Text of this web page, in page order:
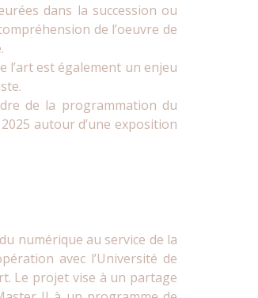
dans la succession ou
de l’oeuvre de
l’art est également un enjeu
de la programmation du
autour d’une exposition
numérique au service de la
avec l’Université de
Le projet vise à un partage